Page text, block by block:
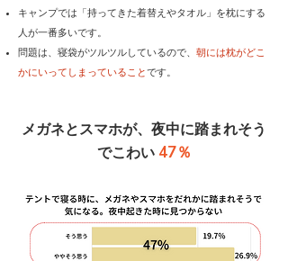
キャンプでは「持ってきた着替えやタオル」を枕にする
人が一番多いです。
問題は、寝袋がツルツルしているので、 朝には枕がどこ
かにいってしまっていることです。
メガネとスマホが、夜中に踏まれそう
でこわい 47％